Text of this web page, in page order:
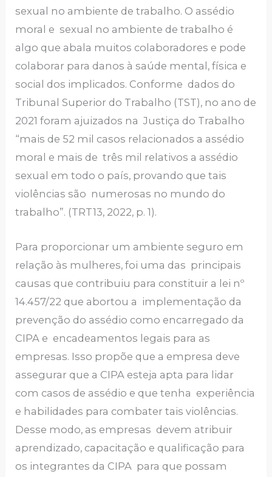
sexual no ambiente de trabalho. O assédio
moral e sexual no ambiente de trabalho é
algo que abala muitos colaboradores e pode
colaborar para danos à saúde mental, física e
social dos implicados. Conforme dados do
Tribunal Superior do Trabalho (TST), no ano de
2021 foram ajuizados na Justiça do Trabalho
“mais de 52 mil casos relacionados a assédio
moral e mais de três mil relativos a assédio
sexual em todo o país, provando que tais
violências são numerosas no mundo do
trabalho”. (TRT13, 2022, p. 1).
Para proporcionar um ambiente seguro em
relação às mulheres, foi uma das principais
causas que contribuiu para constituir a lei nº
14.457/22 que abortou a implementação da
prevenção do assédio como encarregado da
CIPA e encadeamentos legais para as
empresas. Isso propõe que a empresa deve
assegurar que a CIPA esteja apta para lidar
com casos de assédio e que tenha experiência
e habilidades para combater tais violências.
Desse modo, as empresas devem atribuir
aprendizado, capacitação e qualificação para
os integrantes da CIPA para que possam